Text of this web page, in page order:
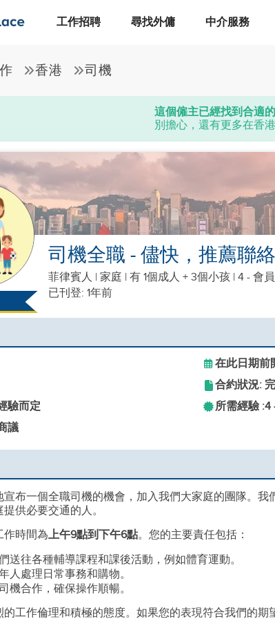
工作招聘 尋找外傭 中介服務
香港 司機
這個僱主已經找到合適
別擔心，還有更多在香
司機全職 - 儘快，推薦聯
菲律賓人 | 家庭 | 有 1個成人 + 3個小孩 | 4 - 會員
已刊登: 1年前
在此日期前
合約狀況:
驗而定 所需經驗 :4
議
宣布一個全職司機的機會，加入我們大家庭的團隊。
供必要交通的人。
作時間為上午9點到下午6點。您的主要責任包括：
送往各種輔導課程和課後活動，例如體育運動。
人處理日常事務和購物。
機合作，確保操作順暢。
的工作倫理和積極的態度。如果您的表現符合我們的期